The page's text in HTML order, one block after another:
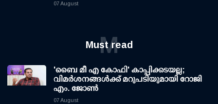
07 August
Must read
M
'ബൈ മീ എ കോഫി' കാപ്പിക്കടയല്ല;
വിമര്‍ശനങ്ങള്‍ക്ക് മറുപടിയുമായി റോജി
എം. ജോണ്‍
07 August